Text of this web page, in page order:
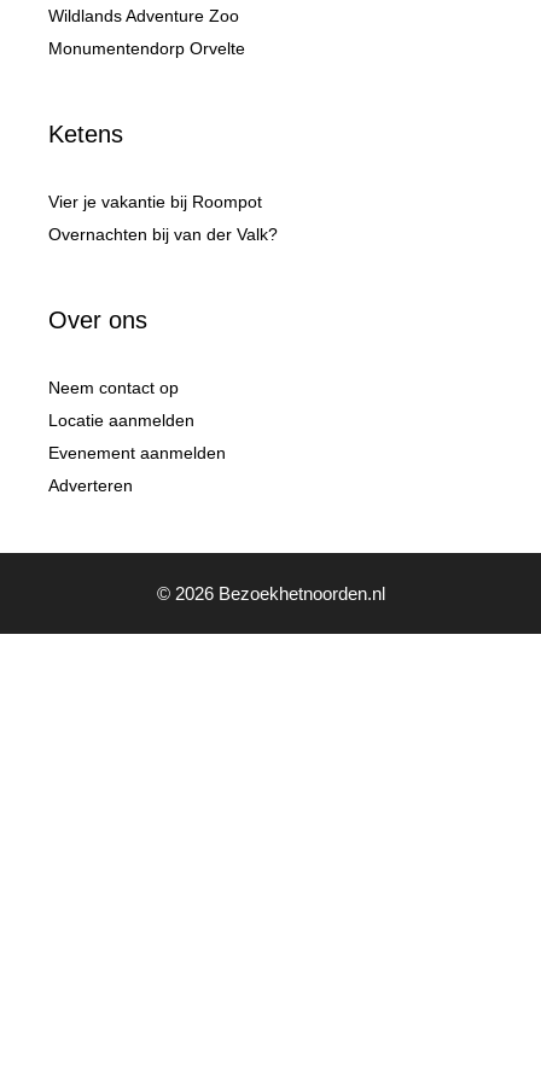
Wildlands Adventure Zoo
Monumentendorp Orvelte
Ketens
Vier je vakantie bij Roompot
Overnachten bij van der Valk?
Over ons
Neem contact op
Locatie aanmelden
Evenement aanmelden
Adverteren
© 2026 Bezoekhetnoorden.nl